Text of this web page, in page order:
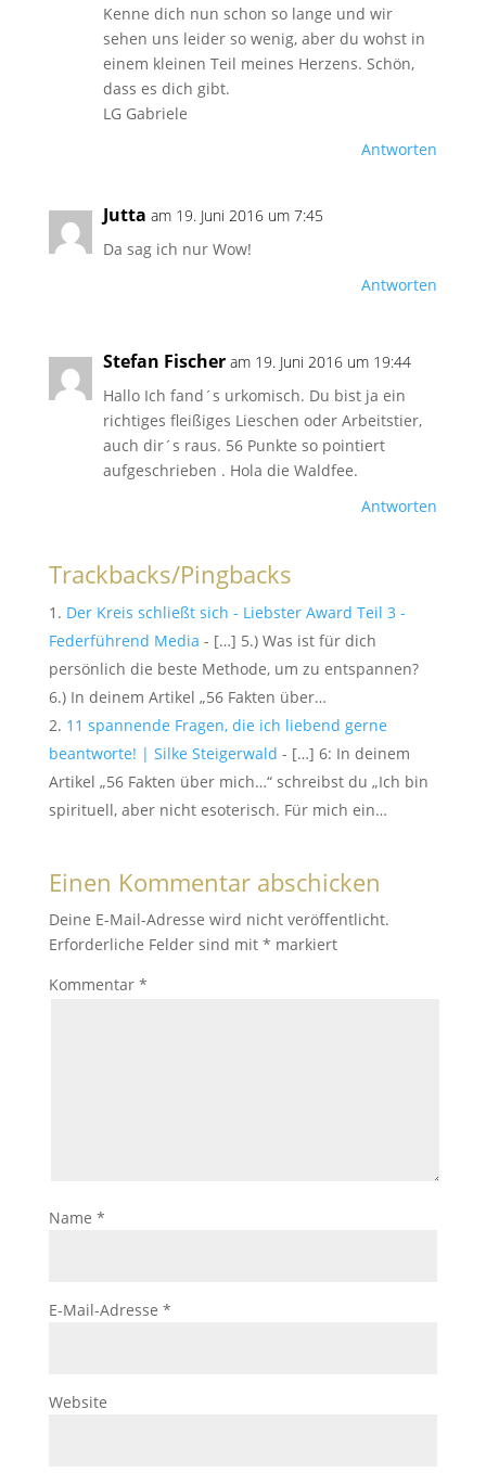
Kenne dich nun schon so lange und wir
sehen uns leider so wenig, aber du wohst in
einem kleinen Teil meines Herzens. Schön,
dass es dich gibt.
LG Gabriele
Antworten
Jutta am 19. Juni 2016 um 7:45
Da sag ich nur Wow!
Antworten
Stefan Fischer am 19. Juni 2016 um 19:44
Hallo Ich fand´s urkomisch. Du bist ja ein
richtiges fleißiges Lieschen oder Arbeitstier,
auch dir´s raus. 56 Punkte so pointiert
aufgeschrieben . Hola die Waldfee.
Antworten
Trackbacks/Pingbacks
Der Kreis schließt sich - Liebster Award Teil 3 -
Federführend Media - […] 5.) Was ist für dich
persönlich die beste Methode, um zu entspannen?
6.) In deinem Artikel „56 Fakten über…
11 spannende Fragen, die ich liebend gerne
beantworte! | Silke Steigerwald - […] 6: In deinem
Artikel „56 Fakten über mich…“ schreibst du „Ich bin
spirituell, aber nicht esoterisch. Für mich ein…
Einen Kommentar abschicken
Deine E-Mail-Adresse wird nicht veröffentlicht.
Erforderliche Felder sind mit * markiert
Kommentar *
Name *
E-Mail-Adresse *
Website